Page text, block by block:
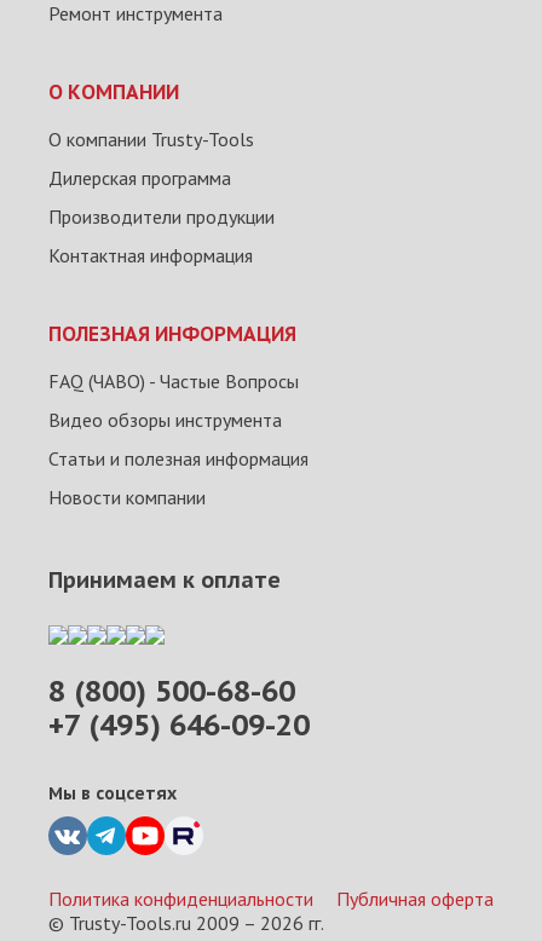
Ремонт инструмента
О КОМПАНИИ
О компании Trusty-Tools
Дилерская программа
Производители продукции
Контактная информация
ПОЛЕЗНАЯ ИНФОРМАЦИЯ
FAQ (ЧАВО) - Частые Вопросы
Видео обзоры инструмента
Статьи и полезная информация
Новости компании
8 (800) 500-68-60
+7 (495) 646-09-20
Мы в соцсетях
Принимаем к оплате
Политика конфиденциальности
Публичная оферта
© Trusty-Tools.ru 2009 – 2026 гг.